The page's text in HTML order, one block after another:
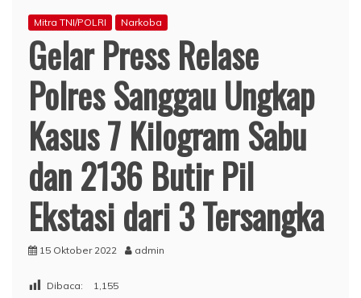
Mitra TNI/POLRI Narkoba
Gelar Press Relase
Polres Sanggau Ungkap
Kasus 7 Kilogram Sabu
dan 2136 Butir Pil
Ekstasi dari 3 Tersangka
15 Oktober 2022 admin
Dibaca: 1,155